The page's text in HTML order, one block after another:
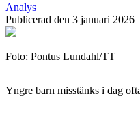
Analys
Publicerad den 3 januari 2026
Foto: Pontus Lundahl/TT
Yngre barn misstänks i dag